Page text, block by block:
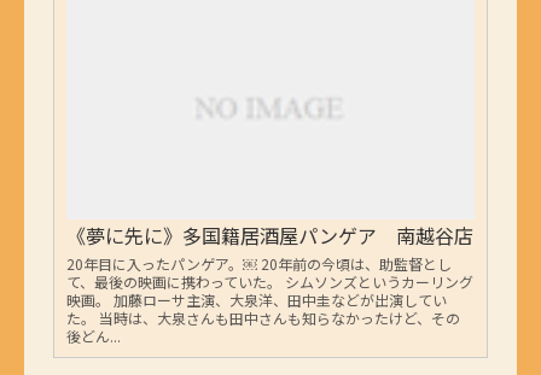
《夢に先に》多国籍居酒屋パンゲア 南越谷店
20年目に入ったパンゲア。￼ 20年前の今頃は、助監督とし
て、最後の映画に携わっていた。 シムソンズというカーリング
映画。 加藤ローサ主演、大泉洋、田中圭などが出演してい
た。 当時は、大泉さんも田中さんも知らなかったけど、その
後どん...